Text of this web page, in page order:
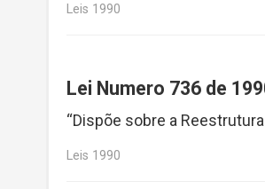
Leis 1990
Lei Numero 736 de
“Dispõe sobre a
Leis 1990